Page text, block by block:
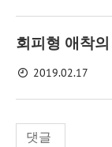
회피형 애착
2019.02.17
댓글